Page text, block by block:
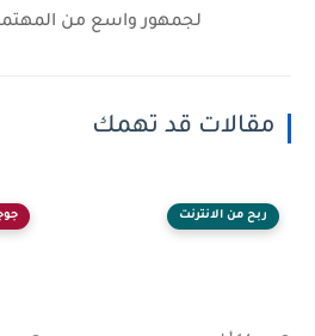
لجمهور واسع من
مقالات قد تهمك
ربح من الانترنت